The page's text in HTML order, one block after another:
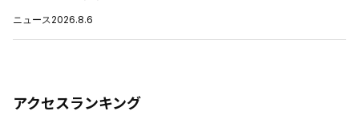
ニュース2026.8.6
アクセスランキング